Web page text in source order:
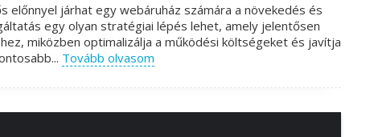
járhat egy webáruház számára a növekedés és
egy olyan stratégiai lépés lehet, amely jelentősen
miközben optimalizálja a működési költségeket és javítja
Tovább olvasom